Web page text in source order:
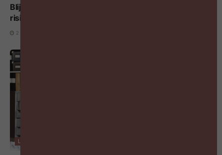
Blijft loopbaanbegeleiding toegankelijk? SERV ziet
risico’s in de hervorming van het loopbaankrediet
2 AUGUSTUS 2026
LEADERSHIP